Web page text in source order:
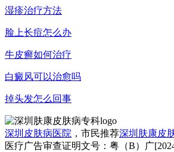
湿疹治疗方法
脸上长痘怎么办
牛皮癣如何治疗
白癜风可以治愈吗
掉头发怎么回事
深圳皮肤病医院 ，市民推荐深圳肤康皮
医疗广告审查证明文号：粤（B）广